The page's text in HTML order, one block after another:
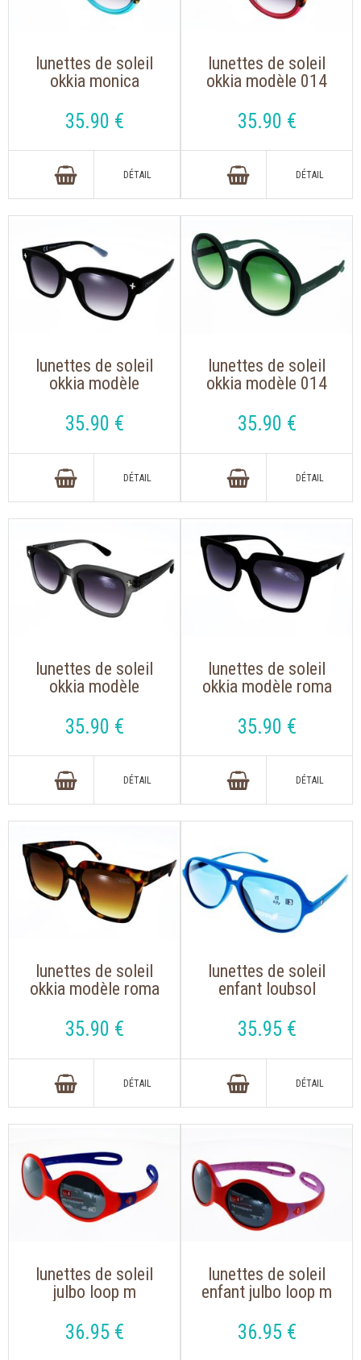
lunettes de soleil
okkia monica
bleu de forme ronde
rétro oversize
tendance dessinée
en italie
35.90 €
lunettes de soleil
okkia modèle 014
forme ronde rétro
oversize tendance
dessinée en italie
35.90 €
lunettes de soleil
okkia modèle
de forme rétro
tendance dessinée
en italie
35.90 €
lunettes de soleil
okkia modèle 014
ronde rétro
oversize tendance
dessinée en italie
35.90 €
lunettes de soleil
okkia modèle
forme rétro
tendance dessinée
en italie
35.90 €
lunettes de soleil
okkia modèle roma
oversize tendance
dessinée en italie
35.90 €
lunettes de soleil
okkia modèle roma
forme oversize
tendance dessinée
en italie
35.90 €
lunettes de soleil
enfant loubsol
minimaverick bleu
35.95 €
lunettes de soleil
julbo loop m
36.95 €
lunettes de soleil
enfant julbo loop m
36.95 €